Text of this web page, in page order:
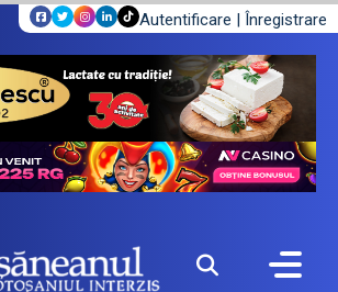
Autentificare | Înregistrare